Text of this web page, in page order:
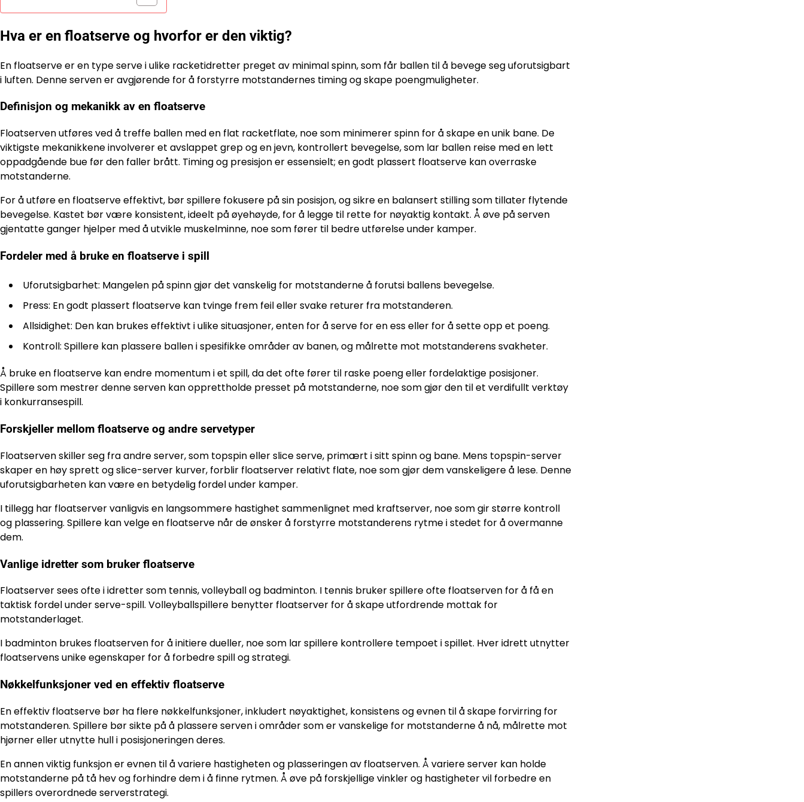
Hva er en floatserve og hvorfor er den viktig?
En floatserve er en type serve i ulike racketidretter preget av minimal spinn, som får ballen til å bevege seg uforutsigbart
i luften. Denne serven er avgjørende for å forstyrre motstandernes timing og skape poengmuligheter.
Definisjon og mekanikk av en floatserve
Floatserven utføres ved å treffe ballen med en flat racketflate, noe som minimerer spinn for å skape en unik bane. De
viktigste mekanikkene involverer et avslappet grep og en jevn, kontrollert bevegelse, som lar ballen reise med en lett
oppadgående bue før den faller brått. Timing og presisjon er essensielt; en godt plassert floatserve kan overraske
motstanderne.
For å utføre en floatserve effektivt, bør spillere fokusere på sin posisjon, og sikre en balansert stilling som tillater flytende
bevegelse. Kastet bør være konsistent, ideelt på øyehøyde, for å legge til rette for nøyaktig kontakt. Å øve på serven
gjentatte ganger hjelper med å utvikle muskelminne, noe som fører til bedre utførelse under kamper.
Fordeler med å bruke en floatserve i spill
Uforutsigbarhet: Mangelen på spinn gjør det vanskelig for motstanderne å forutsi ballens bevegelse.
Press: En godt plassert floatserve kan tvinge frem feil eller svake returer fra motstanderen.
Allsidighet: Den kan brukes effektivt i ulike situasjoner, enten for å serve for en ess eller for å sette opp et poeng.
Kontroll: Spillere kan plassere ballen i spesifikke områder av banen, og målrette mot motstanderens svakheter.
Å bruke en floatserve kan endre momentum i et spill, da det ofte fører til raske poeng eller fordelaktige posisjoner.
Spillere som mestrer denne serven kan opprettholde presset på motstanderne, noe som gjør den til et verdifullt verktøy
i konkurransespill.
Forskjeller mellom floatserve og andre servetyper
Floatserven skiller seg fra andre server, som topspin eller slice serve, primært i sitt spinn og bane. Mens topspin-server
skaper en høy sprett og slice-server kurver, forblir floatserver relativt flate, noe som gjør dem vanskeligere å lese. Denne
uforutsigbarheten kan være en betydelig fordel under kamper.
I tillegg har floatserver vanligvis en langsommere hastighet sammenlignet med kraftserver, noe som gir større kontroll
og plassering. Spillere kan velge en floatserve når de ønsker å forstyrre motstanderens rytme i stedet for å overmanne
dem.
Vanlige idretter som bruker floatserve
Floatserver sees ofte i idretter som tennis, volleyball og badminton. I tennis bruker spillere ofte floatserven for å få en
taktisk fordel under serve-spill. Volleyballspillere benytter floatserver for å skape utfordrende mottak for
motstanderlaget.
I badminton brukes floatserven for å initiere dueller, noe som lar spillere kontrollere tempoet i spillet. Hver idrett utnytter
floatservens unike egenskaper for å forbedre spill og strategi.
Nøkkelfunksjoner ved en effektiv floatserve
En effektiv floatserve bør ha flere nøkkelfunksjoner, inkludert nøyaktighet, konsistens og evnen til å skape forvirring for
motstanderen. Spillere bør sikte på å plassere serven i områder som er vanskelige for motstanderne å nå, målrette mot
hjørner eller utnytte hull i posisjoneringen deres.
En annen viktig funksjon er evnen til å variere hastigheten og plasseringen av floatserven. Å variere server kan holde
motstanderne på tå hev og forhindre dem i å finne rytmen. Å øve på forskjellige vinkler og hastigheter vil forbedre en
spillers overordnede serverstrategi.